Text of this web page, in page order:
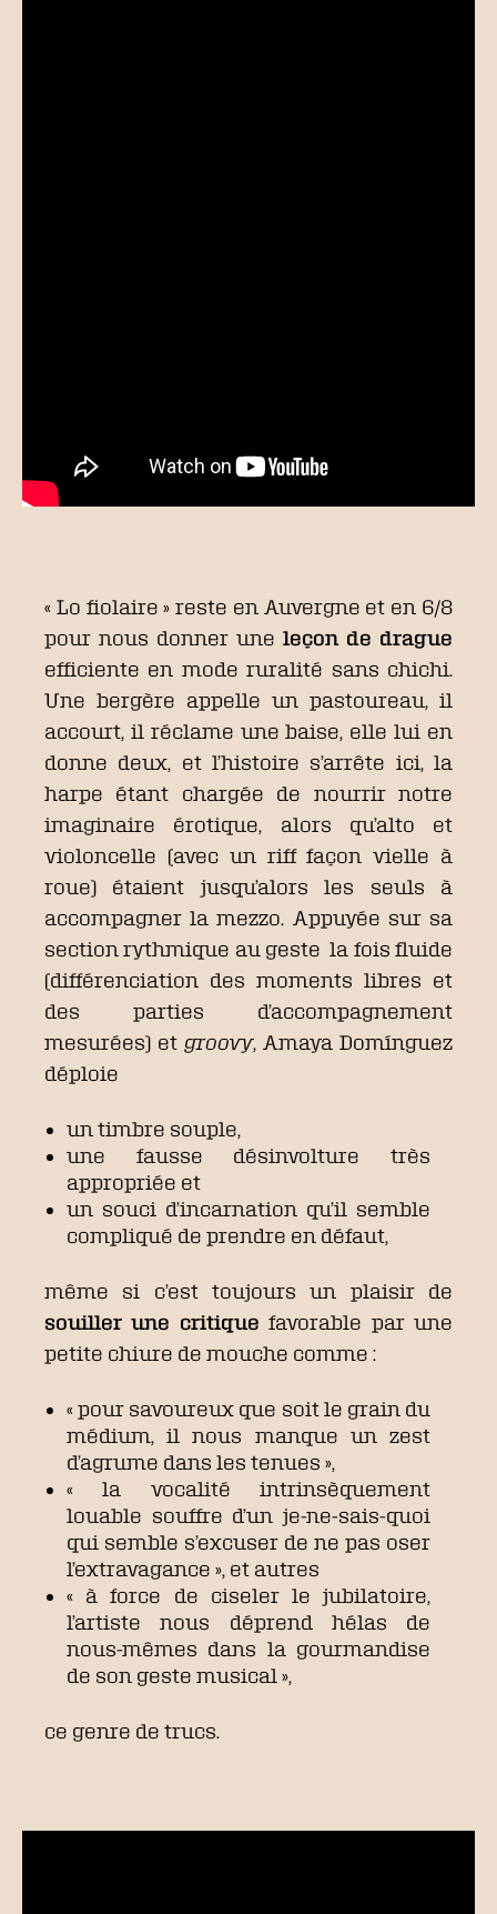
« Lo fiolaire » reste en Auvergne et en 6/8
pour nous donner une leçon de drague
efficiente en mode ruralité sans chichi.
Une bergère appelle un pastoureau, il
accourt, il réclame une baise, elle lui en
donne deux, et l’histoire s’arrête ici, la
harpe étant chargée de nourrir notre
imaginaire érotique, alors qu’alto et
violoncelle (avec un riff façon vielle à
roue) étaient jusqu’alors les seuls à
accompagner la mezzo. Appuyée sur sa
section rythmique au geste la fois fluide
(différenciation des moments libres et
des parties d’accompagnement
mesurées) et groovy, Amaya Domínguez
déploie
un timbre souple,
une fausse désinvolture très
appropriée et
un souci d’incarnation qu’il semble
compliqué de prendre en défaut,
même si c’est toujours un plaisir de
souiller une critique favorable par une
petite chiure de mouche comme :
« pour savoureux que soit le grain du
médium, il nous manque un zest
d’agrume dans les tenues »,
« la vocalité intrinsèquement
louable souffre d’un je-ne-sais-quoi
qui semble s’excuser de ne pas oser
l’extravagance », et autres
« à force de ciseler le jubilatoire,
l’artiste nous déprend hélas de
nous-mêmes dans la gourmandise
de son geste musical »,
ce genre de trucs.